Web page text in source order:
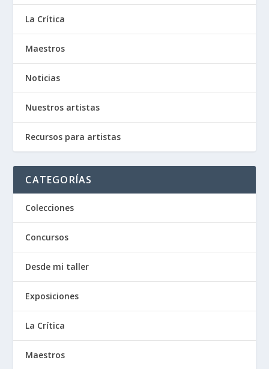
La Crítica
Maestros
Noticias
Nuestros artistas
Recursos para artistas
CATEGORÍAS
Colecciones
Concursos
Desde mi taller
Exposiciones
La Crítica
Maestros